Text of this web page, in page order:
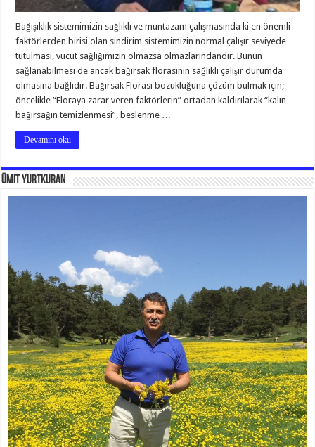
Bağışıklık sistemimizin sağlıklı ve muntazam çalışmasında ki en önemli
faktörlerden birisi olan sindirim sistemimizin normal çalışır seviyede
tutulması, vücut sağlığımızın olmazsa olmazlarındandır. Bunun
sağlanabilmesi de ancak bağırsak florasının sağlıklı çalışır durumda
olmasına bağlıdır. Bağırsak Florası bozukluğuna çözüm bulmak için;
öncelikle “Floraya zarar veren faktörlerin” ortadan kaldırılarak “kalın
bağırsağın temizlenmesi”, beslenme …
Devamını oku
Ümit Yurtkuran